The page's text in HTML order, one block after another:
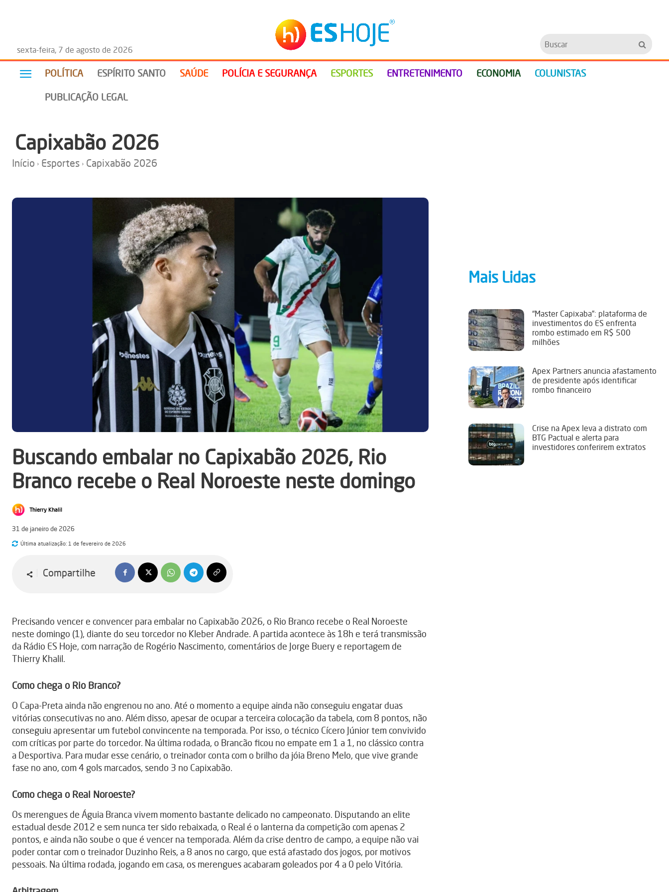
sexta-feira, 7 de agosto de 2026
Buscar
POLÍTICA ESPÍRITO SANTO SAÚDE POLÍCIA E SEGURANÇA ESPORTES ENTRETENIMENTO ECONOMIA COLUNISTAS
PUBLICAÇÃO LEGAL
Capixabão 2026
Início Esportes Capixabão 2026
Buscando embalar no Capixabão 2026, Rio
Branco recebe o Real Noroeste neste domingo
Thierry Khalil
31 de janeiro de 2026
Última atualização: 1 de fevereiro de 2026
Compartilhe
Precisando vencer e convencer para embalar no Capixabão 2026, o Rio Branco recebe o Real Noroeste
neste domingo (1), diante do seu torcedor no Kleber Andrade. A partida acontece às 18h e terá transmissão
da Rádio ES Hoje, com narração de Rogério Nascimento, comentários de Jorge Buery e reportagem de
Thierry Khalil.
Como chega o Rio Branco?
O Capa-Preta ainda não engrenou no ano. Até o momento a equipe ainda não conseguiu engatar duas
vitórias consecutivas no ano. Além disso, apesar de ocupar a terceira colocação da tabela, com 8 pontos, não
conseguiu apresentar um futebol convincente na temporada. Por isso, o técnico Cícero Júnior tem convivido
com críticas por parte do torcedor. Na última rodada, o Brancão ficou no empate em 1 a 1, no clássico contra
a Desportiva. Para mudar esse cenário, o treinador conta com o brilho da jóia Breno Melo, que vive grande
fase no ano, com 4 gols marcados, sendo 3 no Capixabão.
Como chega o Real Noroeste?
Os merengues de Águia Branca vivem momento bastante delicado no campeonato. Disputando an elite
estadual desde 2012 e sem nunca ter sido rebaixada, o Real é o lanterna da competição com apenas 2
pontos, e ainda não soube o que é vencer na temporada. Além da crise dentro de campo, a equipe não vai
poder contar com o treinador Duzinho Reis, a 8 anos no cargo, que está afastado dos jogos, por motivos
pessoais. Na última rodada, jogando em casa, os merengues acabaram goleados por 4 a 0 pelo Vitória.
Mais Lidas
“Master Capixaba”: plataforma de
investimentos do ES enfrenta
rombo estimado em R$ 500
milhões
Apex Partners anuncia afastamento
de presidente após identificar
rombo financeiro
Crise na Apex leva a distrato com
BTG Pactual e alerta para
investidores conferirem extratos